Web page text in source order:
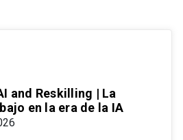
and Reskilling | La
en la era de la IA